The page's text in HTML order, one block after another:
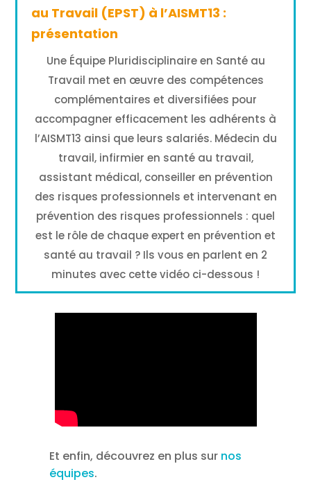
au Travail (EPST) à l’AISMT13 :
présentation
Une Équipe Pluridisciplinaire en Santé au
Travail met en œuvre des compétences
complémentaires et diversifiées pour
accompagner efficacement les adhérents à
l’AISMT13 ainsi que leurs salariés. Médecin du
travail, infirmier en santé au travail,
assistant médical, conseiller en prévention
des risques professionnels et intervenant en
prévention des risques professionnels : quel
est le rôle de chaque expert en prévention et
santé au travail ? Ils vous en parlent en 2
minutes avec cette vidéo ci-dessous !
Et enfin, découvrez en plus sur nos
équipes.